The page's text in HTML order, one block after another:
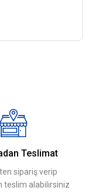
Teslimat
sipariş verip
teslim alabilirsiniz